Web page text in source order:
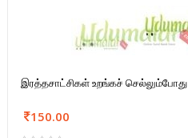
இரத்தசாட்சிகள் உறங்கச் செல்லும்போது
150.00